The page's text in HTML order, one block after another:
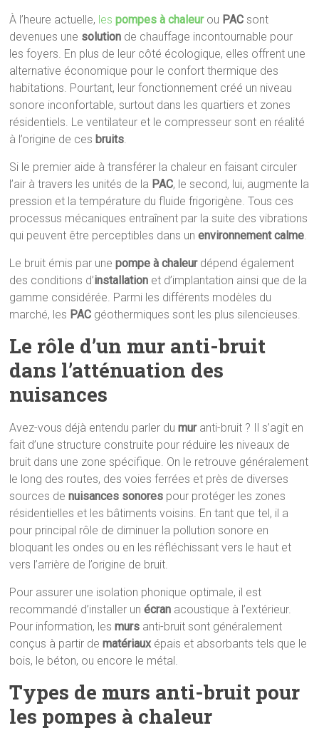
À l’heure actuelle, lespompes à chaleurou PAC sont
devenues une solution de chauffage incontournable pour
les foyers. En plus de leur côté écologique, elles offrent une
alternative économique pour le confort thermique des
habitations. Pourtant, leur fonctionnement créé un niveau
sonore inconfortable, surtout dans les quartiers et zones
résidentiels. Le ventilateur et le compresseur sont en réalité
à l’origine de ces bruits
Si le premier aide à transférer la chaleur en faisant circuler
l’air à travers les unités de la PAC, le second, lui, augmente la
pression et la température du fluide frigorigène. Tous ces
processus mécaniques entraînent par la suite des vibrations
qui peuvent être perceptibles dans unenvironnement calme
Le bruit émis par unepompe à chaleurdépend également
des conditions d’installation et d’implantation ainsi que de la
gamme considérée. Parmi les différents modèles du
marché, les PAC géothermiques sont les plus silencieuses.
Le rôle d’un mur anti-bruit
dans l’atténuation des
nuisances
Avez-vous déjà entendu parler dumuranti-bruit ? Il s’agit en
fait d’une structure construite pour réduire les niveaux de
bruit dans une zone spécifique. On le retrouve généralement
le long des routes, des voies ferrées et près de diverses
sources denuisances sonores pour protéger les zones
résidentielles et les bâtiments voisins. En tant que tel, il a
pour principal rôle de diminuer la pollution sonore en
bloquant les ondes ou en les réfléchissant vers le haut et
vers l’arrière de l’origine de bruit.
Pour assurer une isolation phonique optimale, il est
recommandé d’installer unécran acoustique à l’extérieur.
Pour information, lesmurs anti-bruit sont généralement
conçus à partir dematériaux épais et absorbants tels que le
bois, le béton, ou encore le métal.
Types de murs anti-bruit pour
les pompes à chaleur